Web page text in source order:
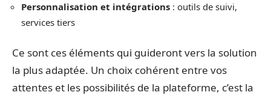
Personnalisation et intégrations : outils de suivi,
services tiers
Ce sont ces éléments qui guideront vers la solution
la plus adaptée. Un choix cohérent entre vos
attentes et les possibilités de la plateforme, c’est la